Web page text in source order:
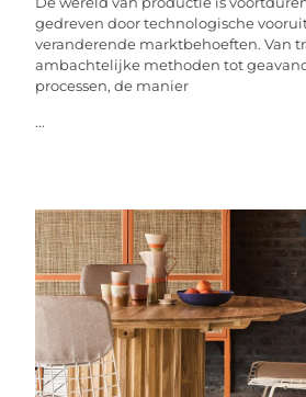
gedreven door technologische
veranderende marktbehoeften. Van
ambachtelijke methoden tot
processen, de manier
...